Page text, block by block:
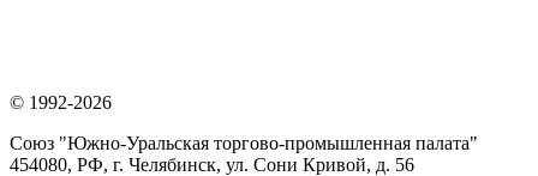
© 1992-2026
Союз "Южно-Уральская торгово-промышленная палата"
454080, РФ, г. Челябинск, ул. Сони Кривой, д. 56